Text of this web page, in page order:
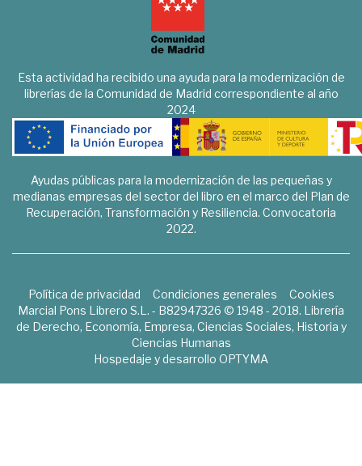
Esta actividad ha recibido una ayuda para la modernización de
librerías de la Comunidad de Madrid correspondiente al año
2024
Ayudas públicas para la modernización de las pequeñas y
medianas empresas del sector del libro en el marco del Plan de
Recuperación, Transformación y Resiliencia. Convocatoria
2022.
Política de privacidad Condiciones generales
Cookies
Marcial Pons Librero S.L. - B82947326 © 1948 - 2018. Librería
de Derecho, Economía, Empresa, Ciencias Sociales, Historia y
Ciencias Humanas
Hospedaje y desarrollo OPTYMA